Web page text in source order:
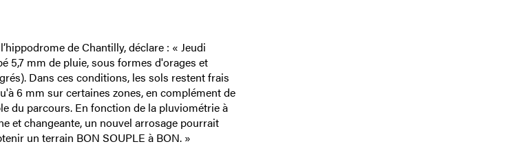
de Chantilly, déclare : « Jeudi
5,7 mm de pluie, sous formes d'orages et
Dans ces conditions, les sols restent frais
6 mm sur certaines zones, en complément de
du parcours. En fonction de la pluviométrie à
et changeante, un nouvel arrosage pourrait
un terrain BON SOUPLE à BON. »